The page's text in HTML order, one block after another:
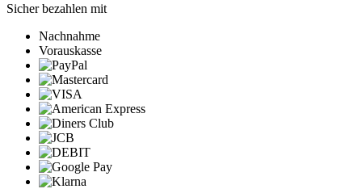
Sicher bezahlen mit
Nachnahme
Vorauskasse